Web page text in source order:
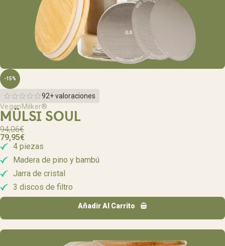
-15%
92+ valoraciones
VeganMilker®
MÜLSI SOUL
94,06€
79,95€
4 piezas
Madera de pino y bambú
Jarra de cristal
3 discos de filtro
Añadir Al Carrito